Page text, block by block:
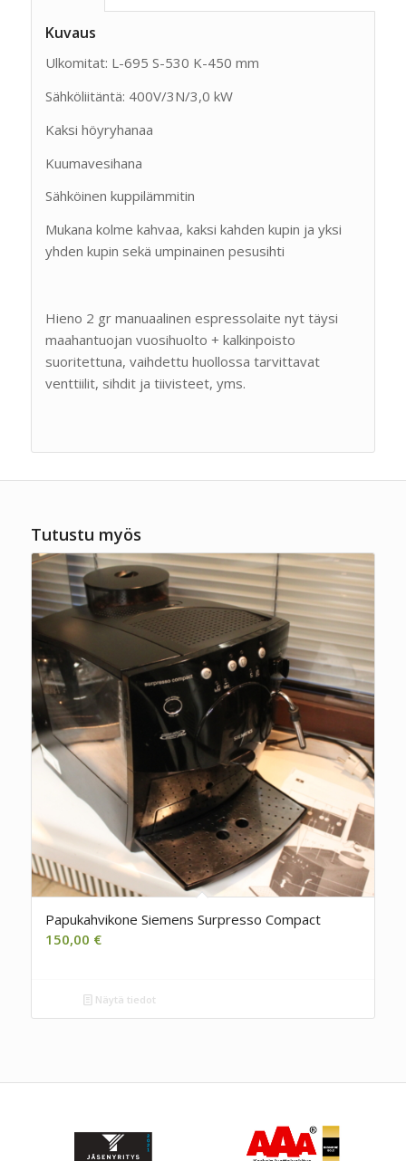
Kuvaus
Ulkomitat: L-695 S-530 K-450 mm
Sähköliitäntä: 400V/3N/3,0 kW
Kaksi höyryhanaa
Kuumavesihana
Sähköinen kuppilämmitin
Mukana kolme kahvaa, kaksi kahden kupin ja yksi
yhden kupin sekä umpinainen pesusihti
Hieno 2 gr manuaalinen espressolaite nyt täysi
maahantuojan vuosihuolto + kalkinpoisto
suoritettuna, vaihdettu huollossa tarvittavat
venttiilit, sihdit ja tiivisteet, yms.
Tutustu myös
Papukahvikone Siemens Surpresso Compact
150,00 €
Näytä tiedot